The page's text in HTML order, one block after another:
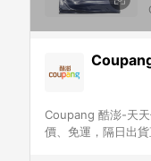
Coupang 酷澎-天天
價、免運，隔日出